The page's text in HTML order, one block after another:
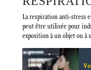
La respiration anti-stress
peut être utilisée pour
exposition à un objet ou à